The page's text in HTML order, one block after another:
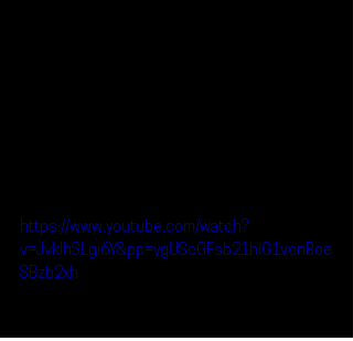
https://www.youtube.com/watch?
v=JvkIhSLgi6Y&pp=ygUScGFsb21hIG1vcnBoe
SBzb2xh